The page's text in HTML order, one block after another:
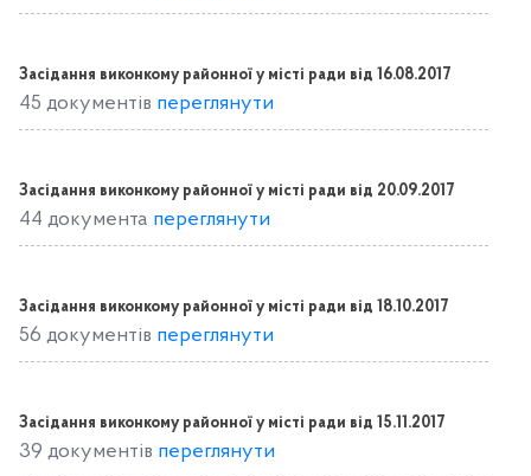
Засідання виконкому районної у місті ради від 16.08.2017
45 документів переглянути
Засідання виконкому районної у місті ради від 20.09.2017
44 документа переглянути
Засідання виконкому районної у місті ради від 18.10.2017
56 документів переглянути
Засідання виконкому районної у місті ради від 15.11.2017
39 документів переглянути